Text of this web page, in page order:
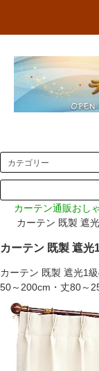
カーテン通販おし
カーテン 既製 遮
カーテン 既製 遮光
カーテン 既製 遮光1
50～200cm・丈80～